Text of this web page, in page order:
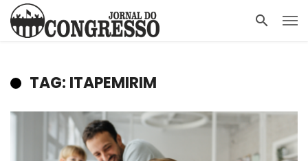
TAG: ITAPEMIRIM